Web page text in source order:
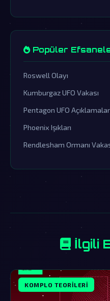
Popüler
Roswell Olayı
Kumburgaz UFO Vakası
Pentagon UFO
Phoenix Işıkları
Rendlesham Ormanı
İlgili
KOMPLO TEORILERI